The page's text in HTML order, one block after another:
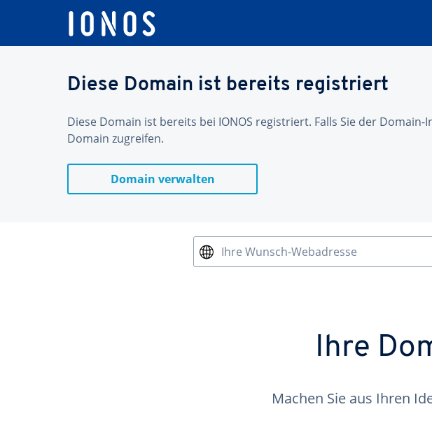
Diese Domain ist bereits registriert
Diese Domain ist bereits bei IONOS registriert. Falls Sie der
Domain zugreifen.
Domain verwalten
Ihre Wunsch-Webadresse
Ihre
Machen Sie aus Ihren